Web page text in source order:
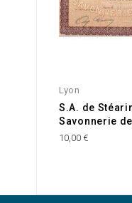
Lyon
S.A. de
Savonnerie
10,00 €